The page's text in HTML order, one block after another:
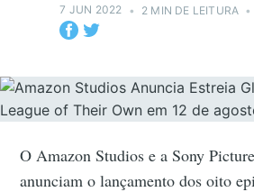
7 JUN 2022 • 2 MIN DE LEITURA •
O Amazon Studios e a Sony
anunciam o lançamento dos oito